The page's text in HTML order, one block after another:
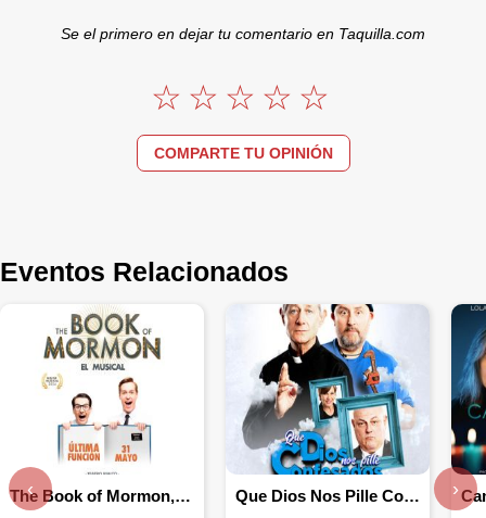
Se el primero en dejar tu comentario en Taquilla.com
COMPARTE TU OPINIÓN
Eventos Relacionados
The Book of Mormon, el musical Que Dios Nos Pille Confesados
‹ ›